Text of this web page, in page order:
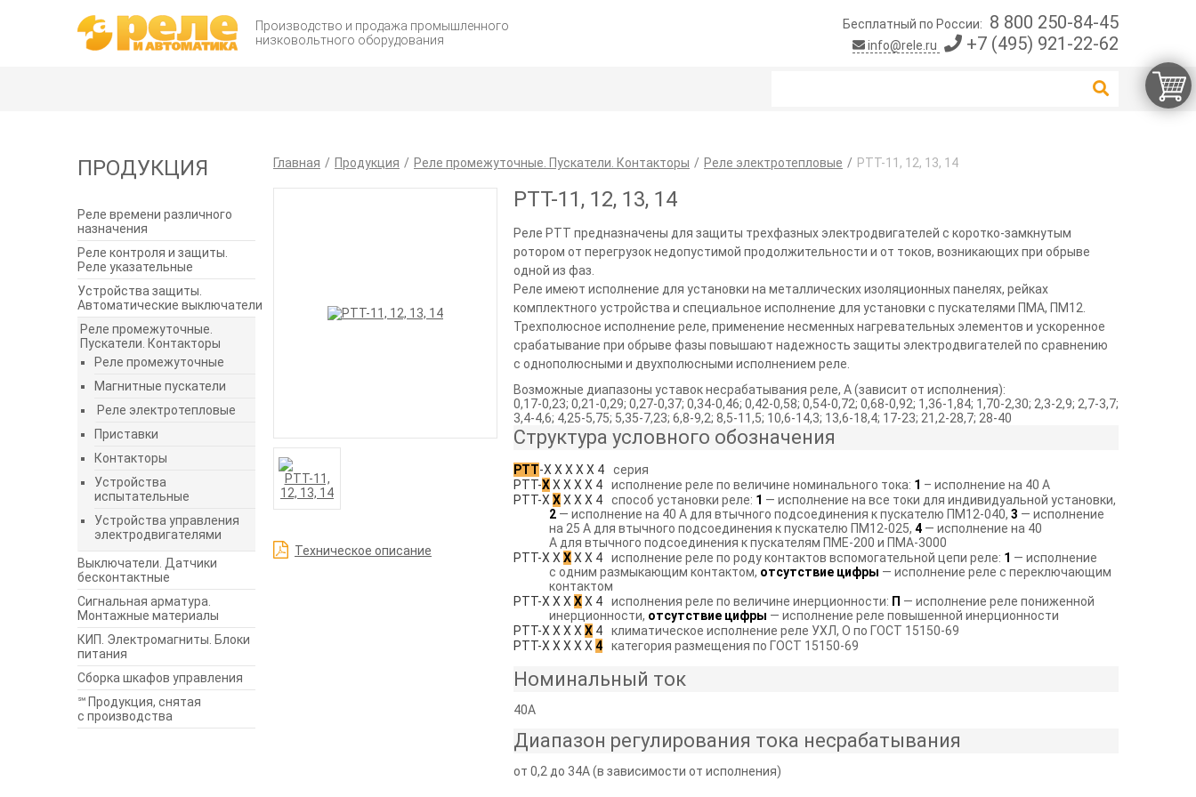
Производство и продажа промышленного
низковольтного оборудования
Бесплатный по России: 8 800 250-84-45
info@rele.ru +7 (495) 921-22-62
ПРОДУКЦИЯ
Реле времени различного
назначения
Реле контроля и защиты.
Реле указательные
Устройства защиты.
Автоматические выключатели
Реле промежуточные.
Пускатели. Контакторы
Реле промежуточные
Магнитные пускатели
Реле электротепловые
Приставки
Контакторы
Устройства
испытательные
Устройства управления
электродвигателями
Выключатели. Датчики
бесконтактные
Сигнальная арматура.
Монтажные материалы
КИП. Электромагниты. Блоки
питания
Сборка шкафов управления
℠ Продукция, снятая
с производства
Главная Продукция Реле промежуточные. Пускатели. Контакторы Реле электротепловые РТТ-11, 12, 13, 14
Техническое описание
РТТ-11, 12, 13, 14
Реле РТТ предназначены для защиты трехфазных электродвигателей с коротко-замкнутым
ротором от перегрузок недопустимой продолжительности и от токов, возникающих при обрыве
одной из фаз.
Реле имеют исполнение для установки на металлических изоляционных панелях, рейках
комплектного устройства и специальное исполнение для установки с пускателями ПМА, ПМ12.
Трехполюсное исполнение реле, применение несменных нагревательных элементов и ускоренное
срабатывание при обрыве фазы повышают надежность защиты электродвигателей по сравнению
с однополюсными и двухполюсными исполнением реле.
Возможные диапазоны уставок несрабатывания реле, А (зависит от исполнения):
0,17-0,23; 0,21-0,29; 0,27-0,37; 0,34-0,46; 0,42-0,58; 0,54-0,72; 0,68-0,92; 1,36-1,84; 1,70-2,30; 2,3-2,9; 2,7-3,7;
3,4-4,6; 4,25-5,75; 5,35-7,23; 6,8-9,2; 8,5-11,5; 10,6-14,3; 13,6-18,4; 17-23; 21,2-28,7; 28-40
Структура условного обозначения
РТТ-Х Х Х Х Х 4
серия
РТТ-ХХ Х Х Х 4 исполнение реле по величине номинального тока: 1 – исполнение на 40 А
РТТ-ХХХ Х Х 4 способ установки реле: 1 — исполнение на все токи для индивидуальной установки,
2 — исполнение на 40 А для втычного подсоединения к пускателю ПМ12-040, 3 — исполнение
на 25 А для втычного подсоединения к пускателю ПМ12-025, 4 — исполнение на 40
А для втычного подсоединения к пускателям ПМЕ-200 и ПМА-3000
РТТ-Х ХХХ Х 4 исполнение реле по роду контактов вспомогательной цепи реле: 1 — исполнение
с одним размыкающим контактом, отсутствие цифры — исполнение реле с переключающим
контактом
РТТ-Х Х ХХХ 4 исполнения реле по величине инерционности: П — исполнение реле пониженной
инерционности, отсутствие цифры — исполнение реле повышенной инерционности
РТТ-Х Х Х ХХ 4
климатическое исполнение реле УХЛ, О по ГОСТ 15150-69
РТТ-Х Х Х Х Х4 категория размещения по ГОСТ 15150-69
Номинальный ток
40А
Диапазон регулирования тока несрабатывания
от 0,2 до 34А (в зависимости от исполнения)